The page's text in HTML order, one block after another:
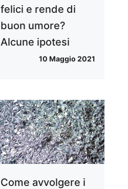
felici e rende di
buon umore?
Alcune ipotesi
10 Maggio 2021
Come avvolgere i